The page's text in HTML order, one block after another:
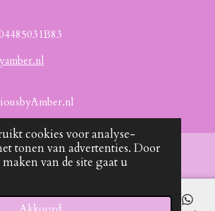
cookies voor analyse-
tonen van advertenties. Door
van de site gaat u